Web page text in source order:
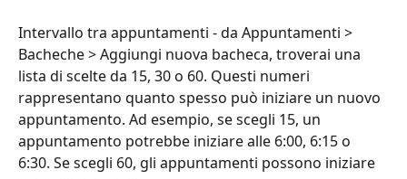
Intervallo tra appuntamenti - da Appuntamenti >
Bacheche > Aggiungi nuova bacheca, troverai una
lista di scelte da 15, 30 o 60. Questi numeri
rappresentano quanto spesso può iniziare un nuovo
appuntamento. Ad esempio, se scegli 15, un
appuntamento potrebbe iniziare alle 6:00, 6:15 o
6:30. Se scegli 60, gli appuntamenti possono iniziare